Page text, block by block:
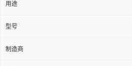
用途
型号
制造商